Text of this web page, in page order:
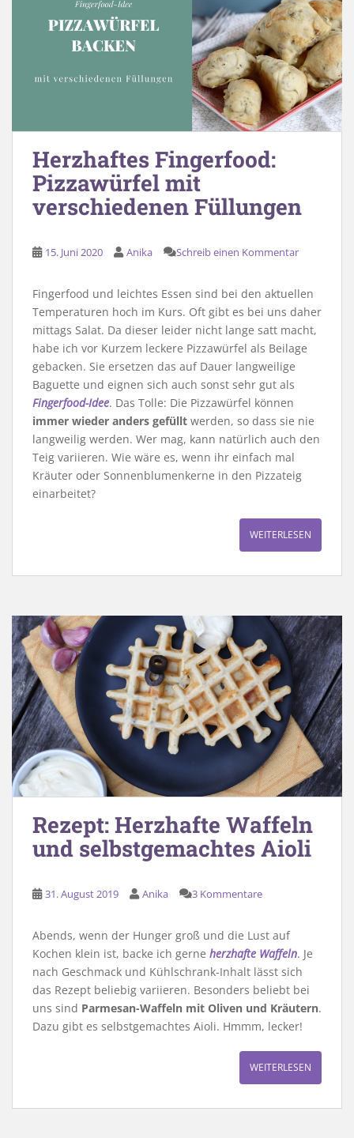
Herzhaftes Fingerfood:
Pizzawürfel mit
verschiedenen Füllungen
15. Juni 2020 Anika Schreib einen Kommentar
Fingerfood und leichtes Essen sind bei den aktuellen
Temperaturen hoch im Kurs. Oft gibt es bei uns daher
mittags Salat. Da dieser leider nicht lange satt macht,
habe ich vor Kurzem leckere Pizzawürfel als Beilage
gebacken. Sie ersetzen das auf Dauer langweilige
Baguette und eignen sich auch sonst sehr gut als
Fingerfood-Idee. Das Tolle: Die Pizzawürfel können
immer wieder anders gefüllt werden, so dass sie nie
langweilig werden. Wer mag, kann natürlich auch den
Teig variieren. Wie wäre es, wenn ihr einfach mal
Kräuter oder Sonnenblumenkerne in den Pizzateig
einarbeitet?
WEITERLESEN
Rezept: Herzhafte Waffeln
und selbstgemachtes Aioli
31. August 2019 Anika 3 Kommentare
Abends, wenn der Hunger groß und die Lust auf
Kochen klein ist, backe ich gerne herzhafte Waffeln. Je
nach Geschmack und Kühlschrank-Inhalt lässt sich
das Rezept beliebig variieren. Besonders beliebt bei
uns sind Parmesan-Waffeln mit Oliven und Kräutern.
Dazu gibt es selbstgemachtes Aioli. Hmmm, lecker!
WEITERLESEN